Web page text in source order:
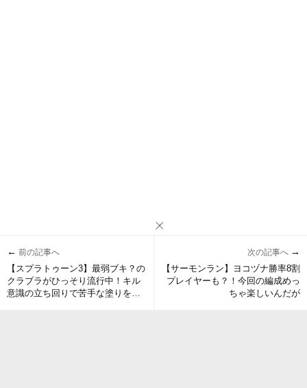
← 前の記事へ
【スプラトゥーン3】最弱ブキ？の
クラブラがひっそり流行中！キル
意識の立ち回りで苦手な塗りを補
次の記事へ →
【サーモンラン】ヨコヅナ勝率8割
プレイヤーも？！今回の編成めっ
ちゃ楽しいんだが